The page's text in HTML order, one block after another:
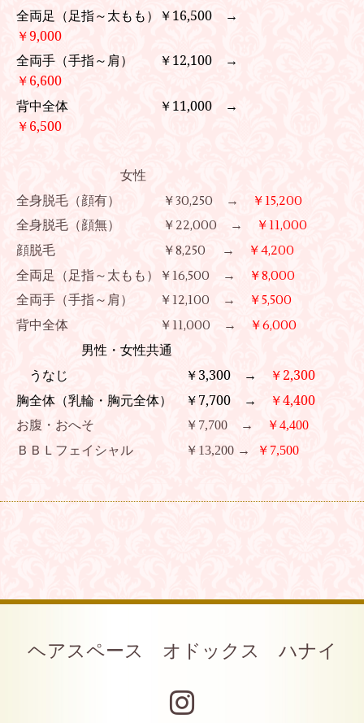
全両足（足指～太もも）￥16,500 →
￥9,000
全両手（手指～肩） ￥12,100 →
￥6,600
背中全体 ￥11,000 →
￥6,500
女性
全身脱毛（顔有） ￥30,250 →
￥15,200
全身脱毛（顔無） ￥22,000 →
￥11,000
顔脱毛 ￥8,250 →
￥4,200
全両足（足指～太もも）￥16,500 →
￥8,000
全両手（手指～肩） ￥12,100 →
￥5,500
背中全体 ￥11,000 →
￥6,000
男性・女性共通
うなじ ￥3,300 →
￥2,300
胸全体（乳輪・胸元全体） ￥7,700 →
￥4,400
お腹・おへそ ￥7,700 →
￥4,400
ＢＢＬフェイシャル ￥13,200 →
￥7,500
ヘアスペース オドックス ハナイ